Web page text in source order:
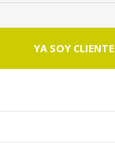
YA SOY CLIENTE